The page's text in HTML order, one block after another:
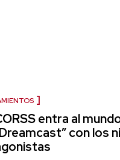
entra al
con los